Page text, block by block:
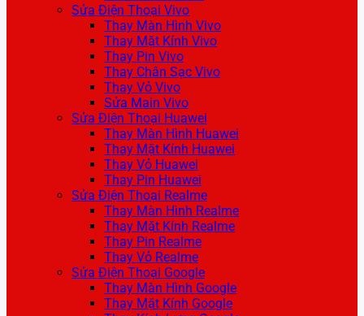
Sửa Điện Thoại Vivo
Thay Màn Hình Vivo
Thay Mặt Kính Vivo
Thay Pin Vivo
Thay Chân Sạc Vivo
Thay Vỏ Vivo
Sửa Main Vivo
Sửa Điện Thoại Huawei
Thay Màn Hình Huawei
Thay Mặt Kính Huawei
Thay Vỏ Huawei
Thay Pin Huawei
Sửa Điện Thoại Realme
Thay Màn Hình Realme
Thay Mặt Kính Realme
Thay Pin Realme
Thay Vỏ Realme
Sửa Điện Thoại Google
Thay Màn Hình Google
Thay Mặt Kính Google